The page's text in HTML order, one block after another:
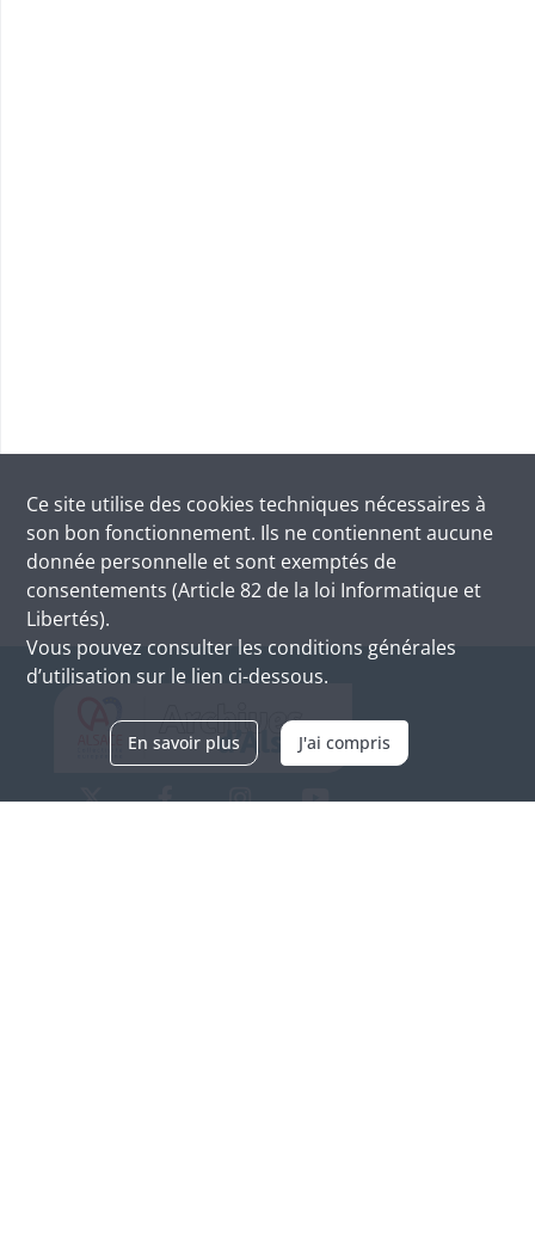
Ce site utilise des cookies techniques nécessaires à
son bon fonctionnement. Ils ne contiennent aucune
donnée personnelle et sont exemptés de
consentements (Article 82 de la loi Informatique et
Libertés).
Vous pouvez consulter les conditions générales
d’utilisation sur le lien ci-dessous.
En savoir plus J'ai compris